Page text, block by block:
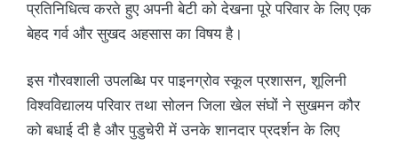
प्रतिनिधित्व करते हुए अपनी बेटी को देखना पूरे परिवार के लिए एक
बेहद गर्व और सुखद अहसास का विषय है।
इस गौरवशाली उपलब्धि पर पाइनग्रोव स्कूल प्रशासन, शूलिनी
विश्वविद्यालय परिवार तथा सोलन जिला खेल संघों ने सुखमन कौर
को बधाई दी है और पुडुचेरी में उनके शानदार प्रदर्शन के लिए